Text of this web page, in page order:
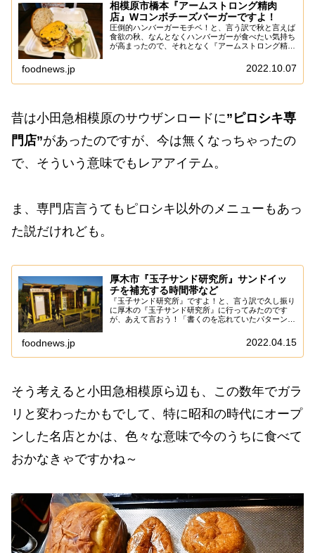
相模原市橋本『アームストロング精肉
店』Wコンボチーズバーガーですよ！
圧倒的ハンバーガーモチベ！と、言う訳で秋と言えば
食欲の秋、なんとなくハンバーガーが食べたい気持ち
が高まったので、それとなく『アームストロング精肉
みたいな感じで、わりと美味しいハンバーガー屋さ
foodnews.jp 2022.10.07
昔は小田急相模原のサウザンロードに”ピロシキ専
門店”があったのですが、今は無くなっちゃったの
で、そういう意味でもレアアイテム。
ま、専門店言うてもピロシキ以外のメニューもあっ
た説だけれども。
厚木市『玉子サンド研究所』サンドイッ
チを補充する時間帯など
『玉子サンド研究所』ですよ！と、言う訳で久し振り
に厚木の『玉子サンド研究所』に行ってみたのです
が、あえて言おう！「書くのを忘れていたパターンで
ないので大丈夫だ、問題ない。とは言え、何気にテレ
foodnews.jp 2022.04.15
そう考えると小田急相模原ら辺も、この数年でガラ
リと変わったかもでして、特に昭和の時代にオープ
ンした名店とかは、色々な意味で今のうちに食べて
おかなきゃですかね～